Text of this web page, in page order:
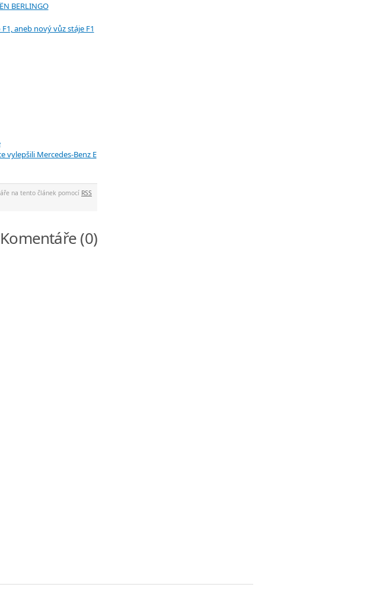
BERLINGO
aneb nový vůz stáje F1
vylepšili Mercedes-Benz E
na tento článek pomocí RSS
Komentáře (0)